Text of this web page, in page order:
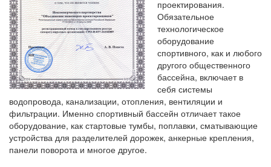
проектирования.
Обязательное
технологическое
оборудование
спортивного, как и любого
другого общественного
бассейна, включает в
себя системы
водопровода, канализации, отопления, вентиляции и
фильтрации. Именно спортивный бассейн отличает такое
оборудование, как стартовые тумбы, поплавки, сматывающие
устройства для разделителей дорожек, анкерные крепления,
панели поворота и многое другое.